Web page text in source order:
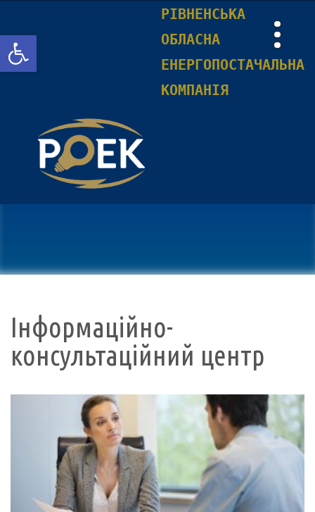
Відкрити Панель інструментів
РІВНЕНСЬКА
ОБЛАСНА
ЕНЕРГОПОСТАЧАЛЬНА
КОМПАНІЯ
Інформаційно-
консультаційний центр